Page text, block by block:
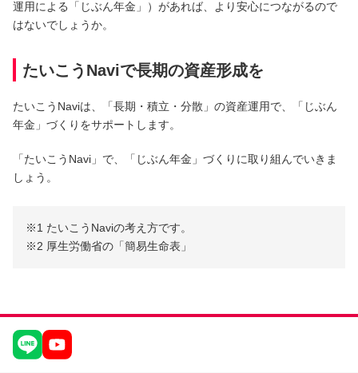
運用による「じぶん年金」）があれば、より安心につながるので
はないでしょうか。
たいこうNaviで長期の資産形成を
たいこうNaviは、「長期・積立・分散」の資産運用で、「じぶん
年金」づくりをサポートします。
「たいこうNavi」で、「じぶん年金」づくりに取り組んでいきま
しょう。
※1 たいこうNaviの考え方です。
※2 厚生労働省の「簡易生命表」